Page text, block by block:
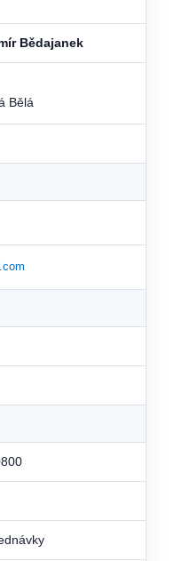
Bědajanek
Bělá